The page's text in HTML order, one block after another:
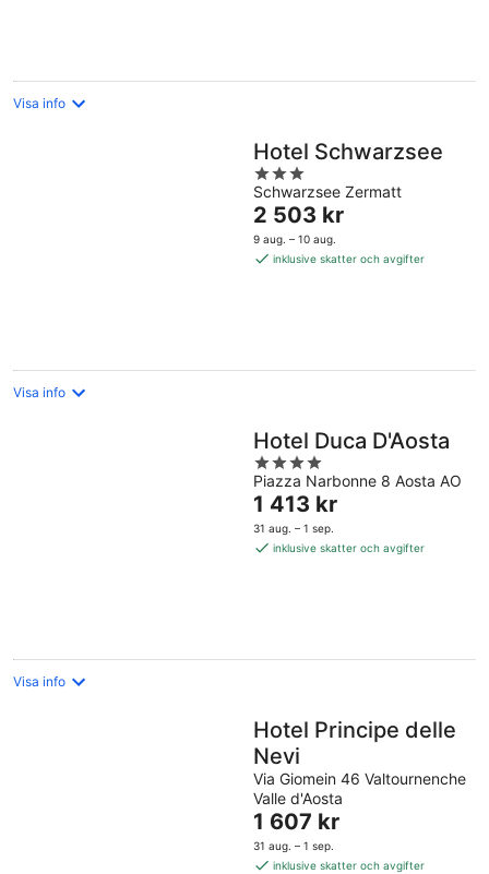
Visa info
Hotel Schwarzsee
3
out
of
5
Schwarzsee Zermatt
Priset
är
2 503 kr
2 503 kr
9 aug. – 10 aug.
inklusive skatter och avgifter
Visa info
Hotel Duca D'Aosta
4
out
of
5
Piazza Narbonne 8 Aosta AO
Priset
är
1 413 kr
1 413 kr
31 aug. – 1 sep.
inklusive skatter och avgifter
Visa info
Hotel Principe delle
Nevi
Via Giomein 46 Valtournenche
Valle d'Aosta
Priset
är
1 607 kr
1 607 kr
31 aug. – 1 sep.
inklusive skatter och avgifter